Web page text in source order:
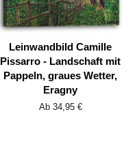
Leinwandbild Camille
Pissarro - Landschaft mit
Pappeln, graues Wetter,
Eragny
Ab 34,95 €